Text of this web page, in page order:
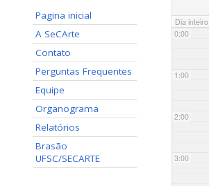
Pagina inicial
A SeCArte
Contato
Perguntas Frequentes
Equipe
Organograma
Relatórios
Brasão
UFSC/SECARTE
Dia inteiro
0:00
1:00
2:00
3:00